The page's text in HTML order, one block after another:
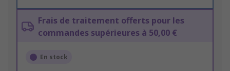
Frais de traitement offerts pour les
commandes supérieures à 50,00 €
En stock